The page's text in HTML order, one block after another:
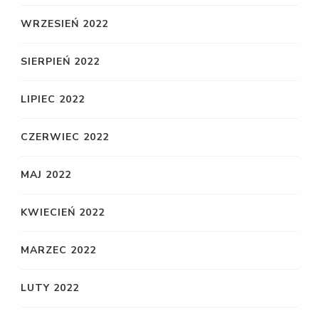
WRZESIEŃ 2022
SIERPIEŃ 2022
LIPIEC 2022
CZERWIEC 2022
MAJ 2022
KWIECIEŃ 2022
MARZEC 2022
LUTY 2022